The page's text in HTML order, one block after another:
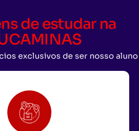
de estudar na
exclusivos de ser nosso aluno